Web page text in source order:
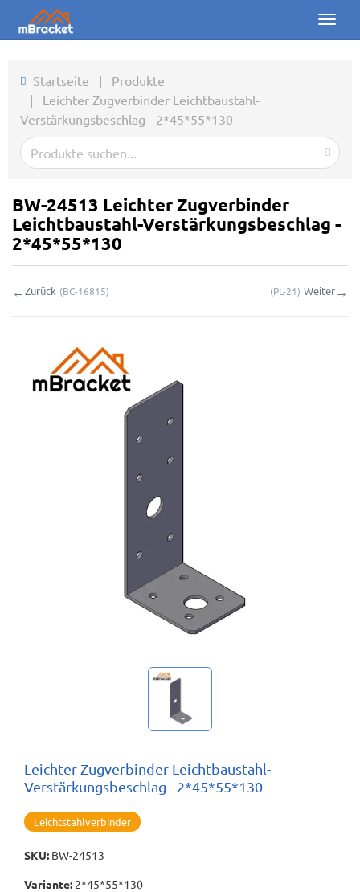
Toggle
Produkte
Über uns
Downloads
Meine Anfragen
Startseite | Produkte
| Leichter Zugverbinder Leichtbaustahl-
Verstärkungsbeschlag - 2*45*55*130
BW-24513 Leichter Zugverbinder
Leichtbaustahl-Verstärkungsbeschlag -
2*45*55*130
←Zurück (BC-16815) (PL-21) Weiter→
Leichter Zugverbinder Leichtbaustahl-
Verstärkungsbeschlag - 2*45*55*130
Leichtstahlverbinder
SKU: BW-24513
Variante: 2*45*55*130